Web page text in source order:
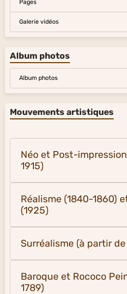
Pages
Galerie vidéos
Album photos
Album photos
Mouvements artistiques
Néo et Post-
1915)
Réalisme (1840-1860)
(1925)
Surréalisme (à partir de
Baroque et Rococo
1789)